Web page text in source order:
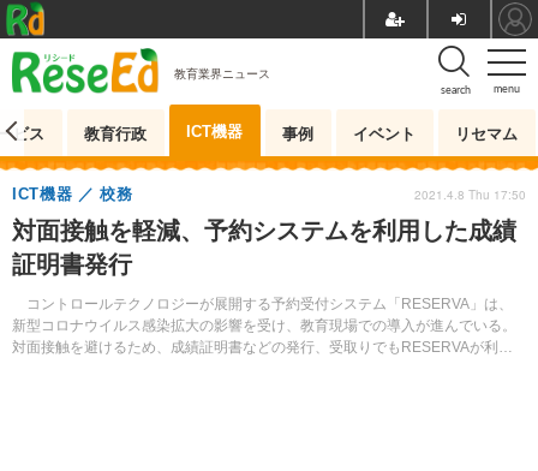
menu
search
教育業界ニュース
ビス 教育行政 ICT機器 事例 イベント リセマム
対面接触を軽減、予約システムを利用した成績
証明書発行
コントロールテクノロジーが展開する予約受付システム「RESERVA」は、
新型コロナウイルス感染拡大の影響を受け、教育現場での導入が進んでいる。
対面接触を避けるため、成績証明書などの発行、受取りでもRESERVAが利用
ICT機器 校務 2021.4.8 Thu 17:50